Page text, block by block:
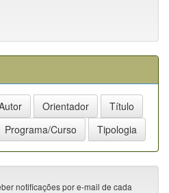
notificações por e-mail de cada